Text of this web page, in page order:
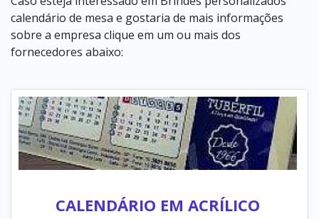
calendário de mesa e gostaria de mais informações
sobre a empresa clique em um ou mais dos
fornecedores abaixo:
CALENDÁRIO EM ACRÍLICO